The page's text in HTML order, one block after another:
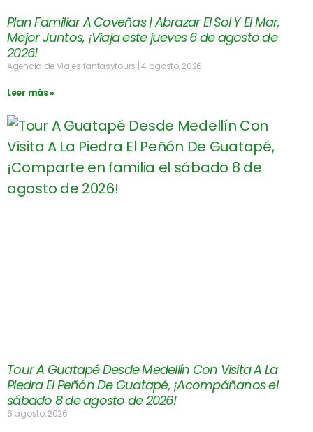
Plan Familiar A Coveñas | Abrazar El Sol Y El Mar,
Mejor Juntos, ¡Viaja este jueves 6 de agosto de
2026!
Agencia de Viajes fantasytours 4 agosto, 2026
Leer más »
Tour A Guatapé Desde Medellín Con Visita A La
Piedra El Peñón De Guatapé, ¡Acompáñanos el
sábado 8 de agosto de 2026!
6 agosto, 2026